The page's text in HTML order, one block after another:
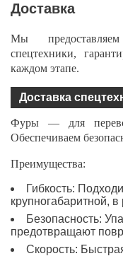
Доставка
Мы
спецтехники,
каждом этапе.
Доставка
Фуры — для
Обеспечиваем
Преимущества:
Гибкость:
крупногабаритной,
Безопасность:
предотвращают
Скорость: